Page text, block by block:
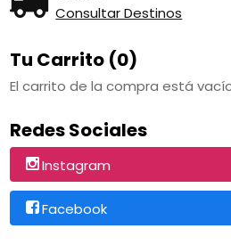
Consultar Destinos
Tu Carrito (0)
El carrito de la compra está
Redes Sociales
Instagram
Facebook